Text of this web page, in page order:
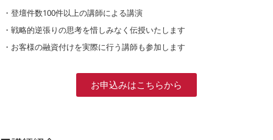
・登壇件数100件以上の講師による講演
・戦略的逆張りの思考を惜しみなく伝授いたします
・お客様の融資付けを実際に行う講師も参加します
お申込みはこちらから